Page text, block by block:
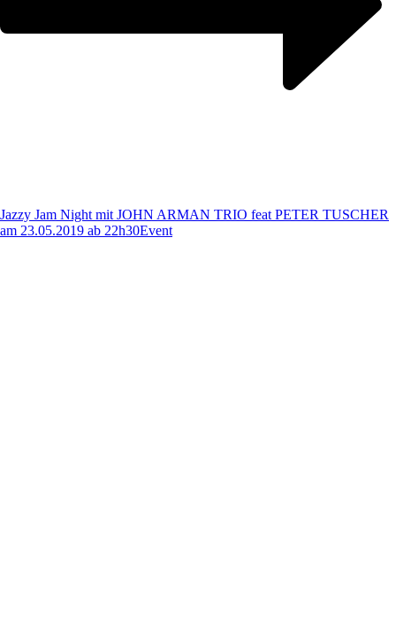
Jazzy Jam Night mit JOHN ARMAN TRIO feat PETER TUSCHER
am 23.05.2019 ab 22h30Event